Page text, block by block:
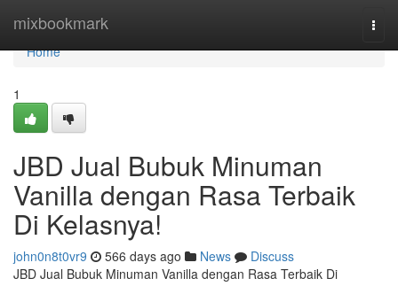
mixbookmark
Home
Home
1
JBD Jual Bubuk Minuman
Vanilla dengan Rasa Terbaik
Di Kelasnya!
john0n8t0vr9 566 days ago News
Discuss
JBD Jual Bubuk Minuman Vanilla dengan Rasa Terbaik Di